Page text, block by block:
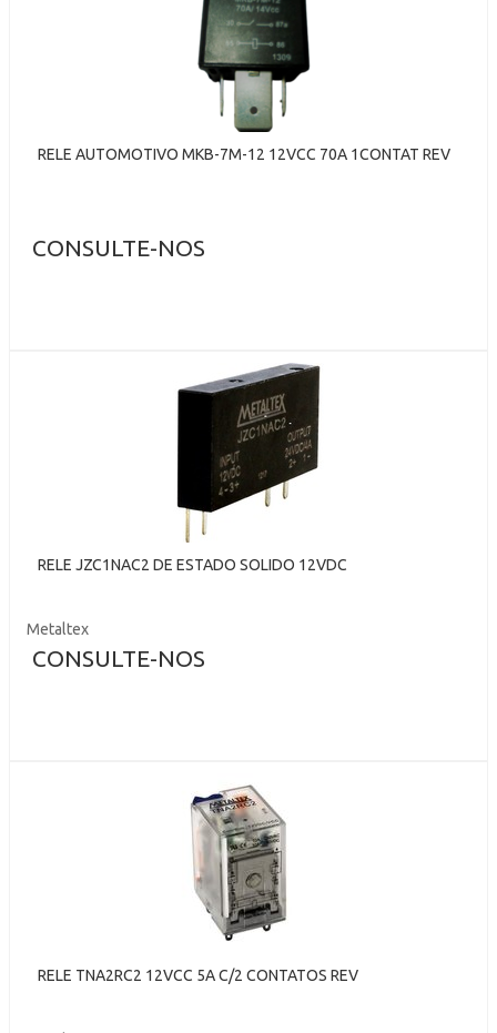
RELE AUTOMOTIVO MKB-7M-12 12VCC 70A 1CONTAT REV
CONSULTE-NOS
RELE JZC1NAC2 DE ESTADO SOLIDO 12VDC
Metaltex
CONSULTE-NOS
RELE TNA2RC2 12VCC 5A C/2 CONTATOS REV